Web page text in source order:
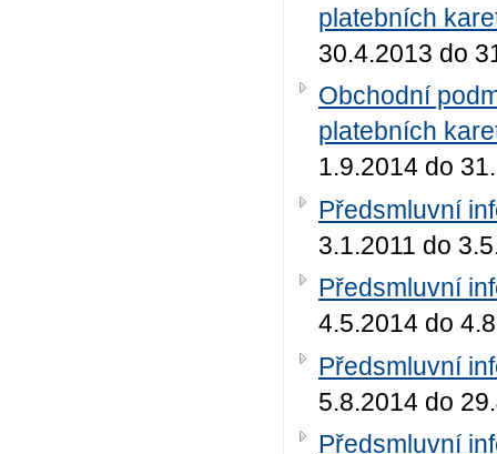
platebních
30.4.2013 do
Obchodní
platebních
1.9.2014 do
Předsmluvní
3.1.2011 do
Předsmluvní
4.5.2014 do
Předsmluvní
5.8.2014 do
Předsmluvní